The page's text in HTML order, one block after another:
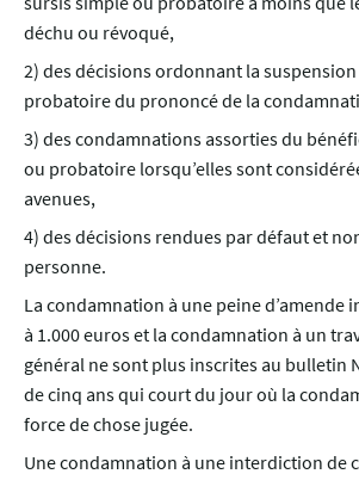
déchu ou révoqué,
2) des décisions ordonnant la
probatoire du prononcé de la
3) des condamnations assorties du
ou probatoire lorsqu’elles sont
avenues,
4) des décisions rendues par défaut et
personne.
La condamnation à une peine d’amende
à 1.000 euros et la condamnation à un
général ne sont plus inscrites au bulletin
de cinq ans qui court du jour où la
force de chose jugée.
Une condamnation à une interdiction de